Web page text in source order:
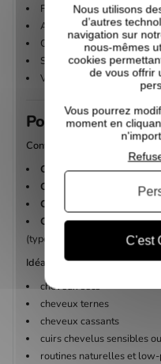
Facilite le démêlage
Aide à renforcer les
Convient aux cuirs
Sans parfum ni huiles
Vegan et fabriqué en
Pour quels
Convient aux :
Cheveux ondulés
Cheveux bouclés
Cheveux frisés
Cheveux crépus
(types 2C à 4C)
Idéal pour :
cheveux secs
cheveux ternes
cheveux cassants
cuirs chevelus sensibles
routines naturelles et
Nous utilisons
d’autres
navigation sur
nous-mêmes
cookies
de vous offrir
Vous pourrez
moment en
C'est